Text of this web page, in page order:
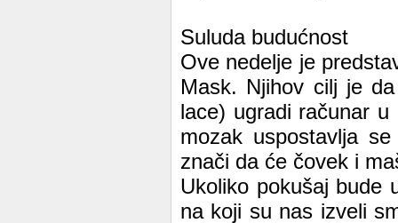
Suluda budućnost
Ove nedelje je
Mask. Njihov cilj je
lace) ugradi računar
mozak uspostavlja
znači da će čovek i
Ukoliko pokušaj bude
na koji su nas izveli